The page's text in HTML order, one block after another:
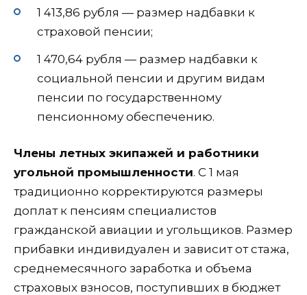
1 413,86 рубля — размер надбавки к
страховой пенсии;
1 470,64 рубля — размер надбавки к
социальной пенсии и другим видам
пенсии по государственному
пенсионному обеспечению.
Члены летных экипажей и работники
угольной промышленности. С 1 мая
традиционно корректируются размеры
доплат к пенсиям специалистов
гражданской авиации и угольщиков. Размер
прибавки индивидуален и зависит от стажа,
среднемесячного заработка и объема
страховых взносов, поступивших в бюджет